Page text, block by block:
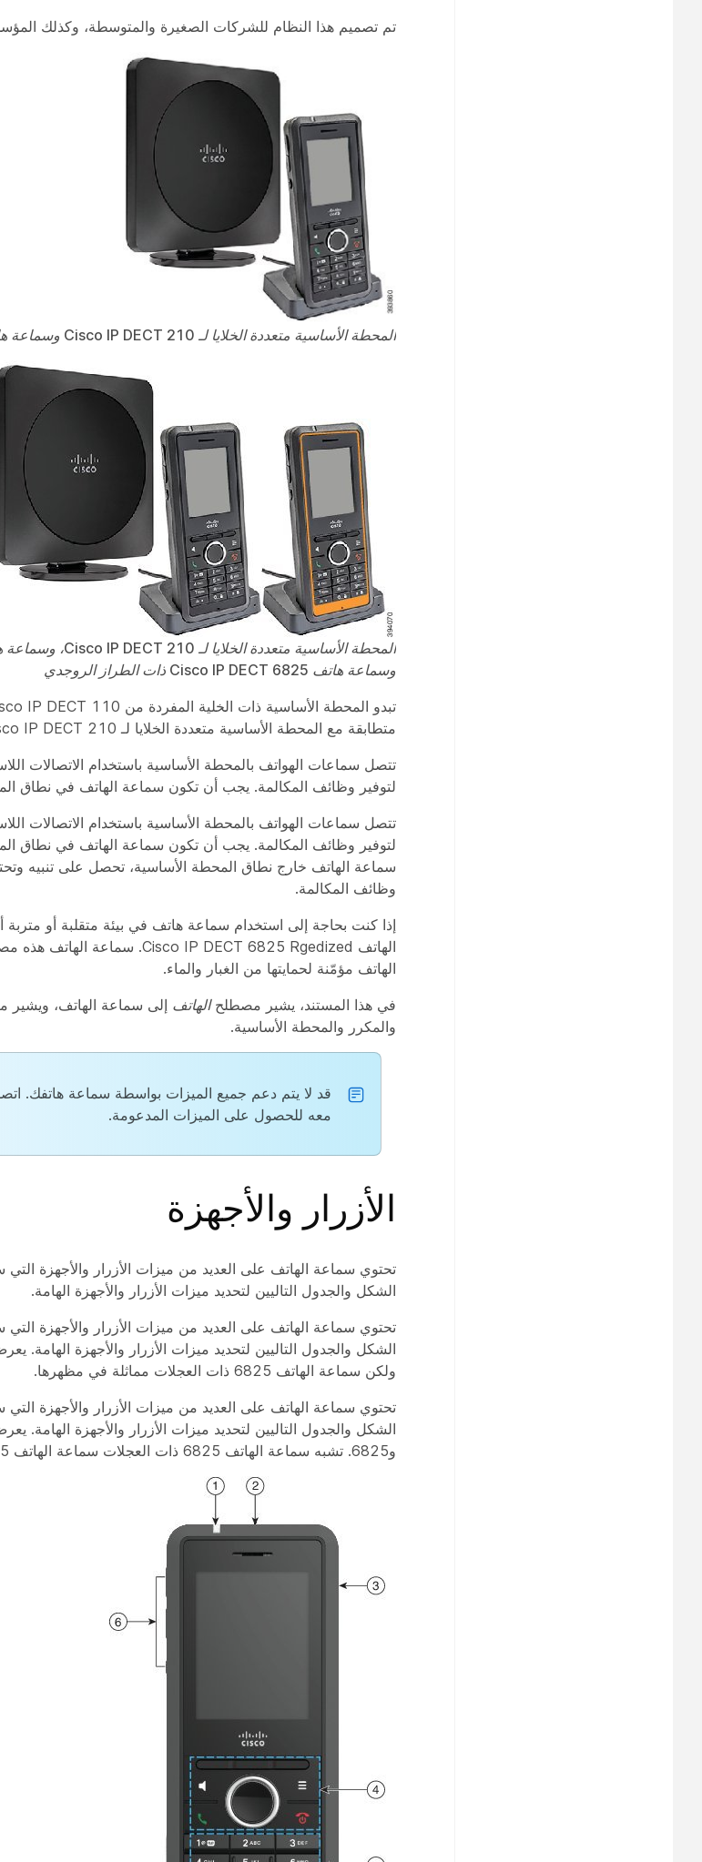
تم تصميم هذا النظام للشركات الصغيرة والمتوسطة، وكذلك
المحطة الأساسية متعددة الخلايا لـ Cisco IP DECT 210 وسماعة هاتف Cisco IP DECT 6825
وسماعة هاتف Cisco IP DECT 6825 ذات الطراز الروجدي
متطابقة مع المحطة الأساسية متعددة الخلايا لـ Cisco IP DECT 210
لتوفير وظائف المكالمة. يجب أن تكون سماعة الهاتف في نطاق
لتوفير وظائف المكالمة. يجب أن تكون سماعة الهاتف في نطاق
سماعة الهاتف خارج نطاق المحطة الأساسية، تحصل على تنبيه
وظائف المكالمة.
إذا كنت بحاجة إلى استخدام سماعة هاتف في بيئة متقلبة أو
الهاتف مؤمّنة لحمايتها من الغبار والماء.
في هذا المستند، يشير مصطلحالهاتف إلى سماعة الهاتف،
والمكرر والمحطة الأساسية.
قد لا يتم دعم جميع الميزات بواسطة سماعة هاتفك.
معه للحصول على الميزات المدعومة.
الأزرار والأجهزة
تحتوي سماعة الهاتف على العديد من ميزات الأزرار والأجهزة
الشكل والجدول التاليين لتحديد ميزات الأزرار والأجهزة الهامة.
تحتوي سماعة الهاتف على العديد من ميزات الأزرار والأجهزة
ولكن سماعة الهاتف 6825 ذات العجلات مماثلة في مظهرها.
تحتوي سماعة الهاتف على العديد من ميزات الأزرار والأجهزة
و6825. تشبه سماعة الهاتف 6825 ذات العجلات سماعة الهاتف 6825 في المظهر.